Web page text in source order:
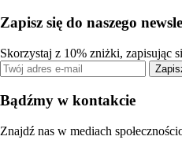
Zapisz się do naszego
Skorzystaj z 10% zniżki, zapisując
Bądźmy w kontakcie
Znajdź nas w mediach